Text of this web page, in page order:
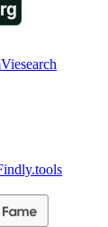
Viesearch